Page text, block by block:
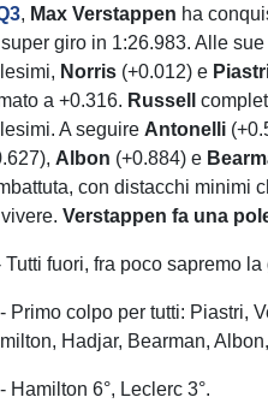
, Max Verstappen ha
giro in 1:26.983. Alle
Norris (+0.012) e
a +0.316. Russell
A seguire Antonelli
Albon (+0.884) e
con distacchi minimi
Verstappen fa una
Tutti fuori, fra poco sapremo
Primo colpo per tutti: Piastri,
Hadjar, Bearman,
Hamilton 6°, Leclerc 3°.